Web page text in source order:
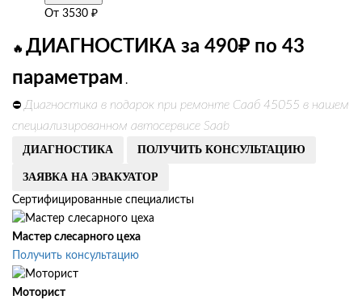
От 3530 ₽
🔥 ДИАГНОСТИКА за 490₽ по 43
параметрам .
⛔ Диагностика в подарок при ремонте Сааб 45055 в нашем
специализированном автосервисе Saab
ДИАГНОСТИКА ПОЛУЧИТЬ КОНСУЛЬТАЦИЮ
ЗАЯВКА НА ЭВАКУАТОР
Сертифицированные специалисты
Мастер слесарного цеха
Получить консультацию
Моторист